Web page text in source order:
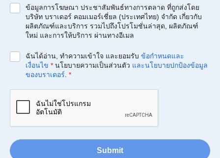
ข้อมูลการโฆษณา ประชาสัมพันธ์ทางการตลาด ที่ถูกส่งโดย
บริษัท บราเดอร์ คอมเมอร์เชี่ยล (ประเทศไทย) จำกัด เกี่ยวกับ
ผลิตภัณฑ์และบริการ รวมไปถึงโปรโมชั่นล่าสุด, ผลิตภัณฑ์
ใหม่ และการให้บริการ ผ่านทางอีเมล
ฉันได้อ่าน, ทำความเข้าใจ และยอมรับ ข้อกำหนดและ
เงื่อนไข * นโยบายความเป็นส่วนตัว และนโยบายปกป้องข้อมูล
ของบราเดอร์ *
Submit